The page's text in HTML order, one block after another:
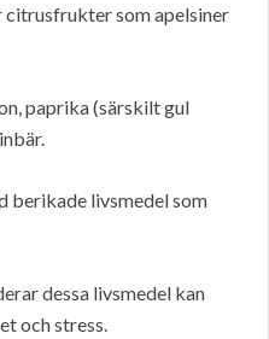
som apelsiner
paprika (särskilt gul
berikade livsmedel som
dessa livsmedel kan
och stress.